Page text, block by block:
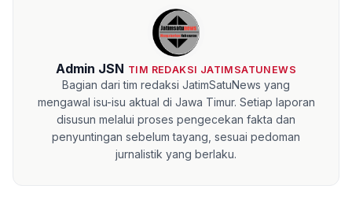
Admin JSN TIM REDAKSI JATIMSATUNEWS
Bagian dari tim redaksi JatimSatuNews yang
mengawal isu-isu aktual di Jawa Timur. Setiap laporan
disusun melalui proses pengecekan fakta dan
penyuntingan sebelum tayang, sesuai pedoman
jurnalistik yang berlaku.